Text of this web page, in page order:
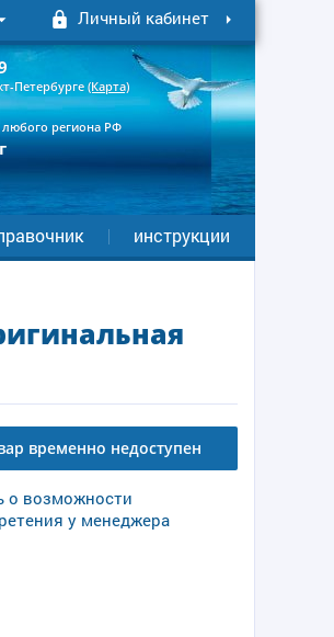
Личный кабинет
Петербурге (Карта)
региона РФ
инструкции
временно недоступен
о возможности
у менеджера